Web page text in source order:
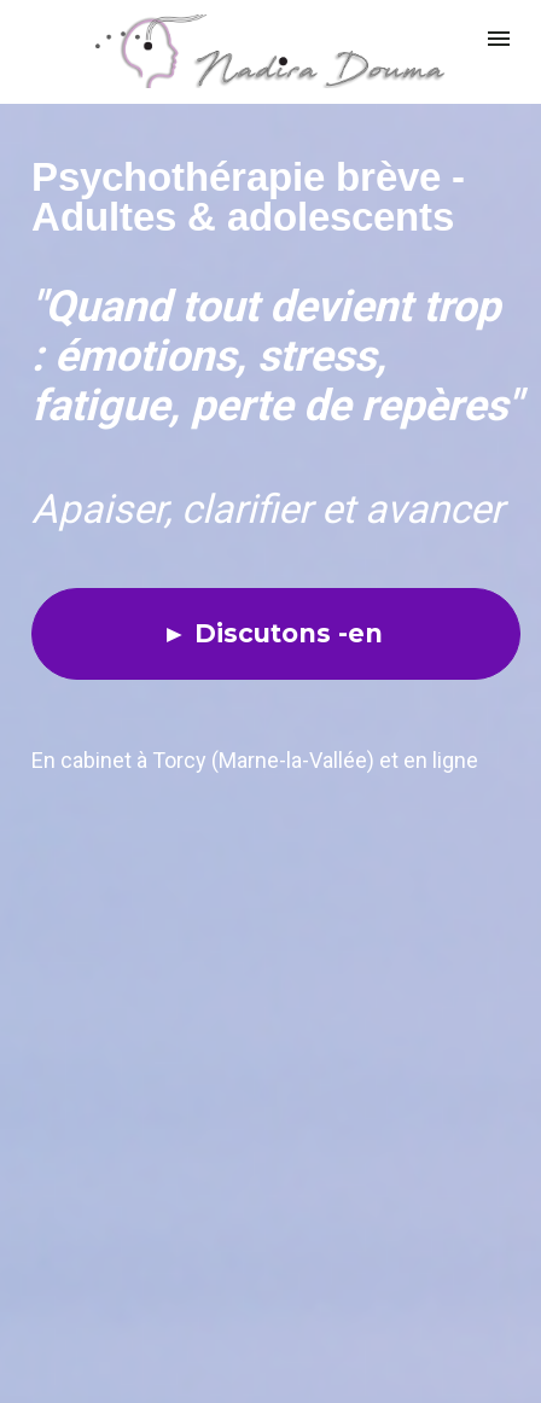
Psychothérapie brève -
Adultes & adolescents
"Quand tout devient trop
: émotions, stress,
fatigue, perte de repères"
Apaiser, clarifier et avancer
► Discutons -en
En cabinet à Torcy (Marne-la-Vallée) et en ligne